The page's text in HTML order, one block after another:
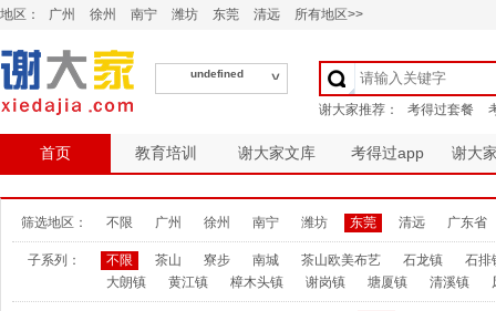
地区： 广州 徐州 南宁 潍坊 东莞 清远 所有地区>>
undefined
首页 教育培训 谢大家文库 考得过app 谢大
筛选地区： 不限 广州 徐州 南宁 潍坊 东莞 清远 广东省
子系列： 不限 茶山 寮步 南城 茶山欧美布艺 石龙镇
石排
大朗镇
黄江镇 樟木头镇 谢岗镇 塘厦镇 清溪镇